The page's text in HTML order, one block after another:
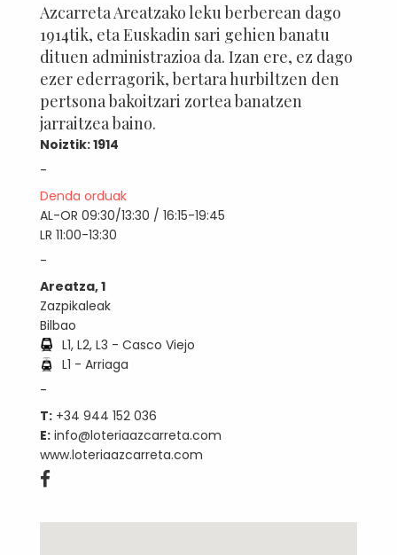
Azcarreta Areatzako leku berberean dago
1914tik, eta Euskadin sari gehien banatu
dituen administrazioa da. Izan ere, ez dago
ezer ederragorik, bertara hurbiltzen den
pertsona bakoitzari zortea banatzen
jarraitzea baino.
Noiztik: 1914
-
Denda orduak
AL-OR 09:30/13:30 / 16:15-19:45
LR 11:00-13:30
-
Areatza, 1
Zazpikaleak
Bilbao
L1, L2, L3 - Casco Viejo
L1 - Arriaga
-
T: +34 944 152 036
E: info@loteriaazcarreta.com
www.loteriaazcarreta.com
